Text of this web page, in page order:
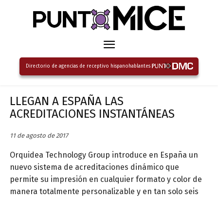
Directorio de agencias de receptivo hispanohablantes
LLEGAN A ESPAÑA LAS
ACREDITACIONES INSTANTÁNEAS
11 de agosto de 2017
Orquidea Technology Group introduce en España un
nuevo sistema de acreditaciones dinámico que
permite su impresión en cualquier formato y color de
manera totalmente personalizable y en tan solo seis